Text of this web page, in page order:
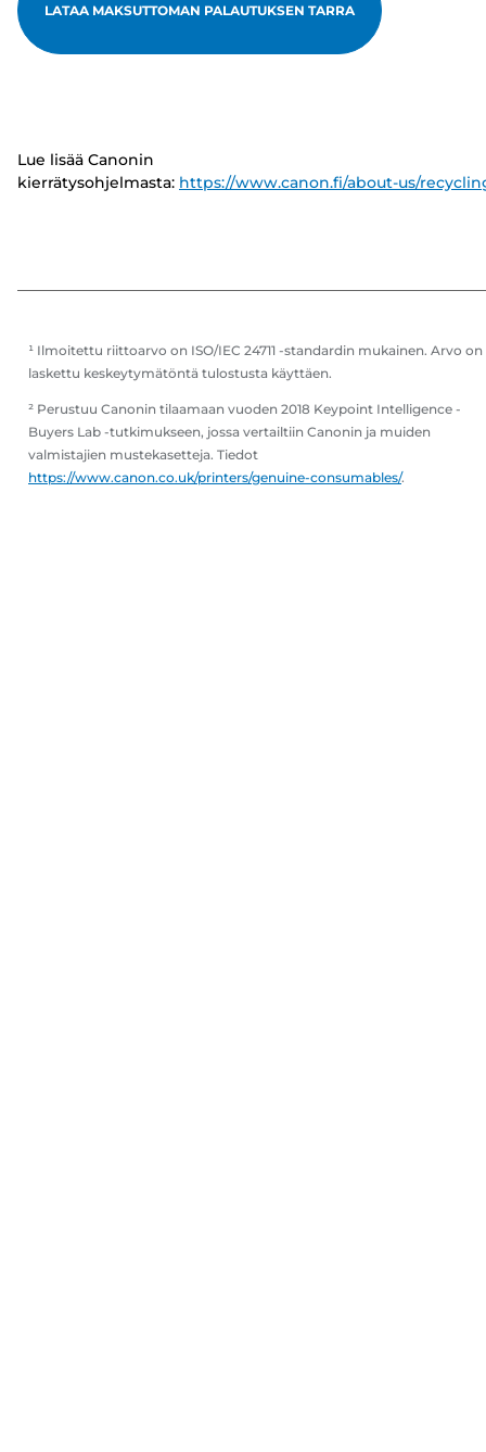
LATAA MAKSUTTOMAN PALAUTUKSEN TARRA
Lue lisää Canonin
kierrätysohjelmasta: https://www.canon.fi/about-us/
¹ Ilmoitettu riittoarvo on ISO/IEC 24711 -standardin mukainen. Arvo on
laskettu keskeytymätöntä tulostusta käyttäen.
² Perustuu Canonin tilaamaan vuoden 2018 Keypoint Intelligence -
Buyers Lab -tutkimukseen, jossa vertailtiin Canonin ja muiden
valmistajien mustekasetteja. Tiedot
https://www.canon.co.uk/printers/genuine-consumables/.